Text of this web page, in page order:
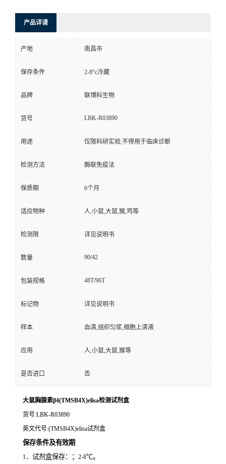
产品详请
产地 南昌市
保存条件 2-8°c冷藏
品牌 联博科生物
货号 LBK-R03890
用途 仅限科研实验,不得用于临床诊断
检测方法 酶联免疫法
保质期 6个月
适应物种 人,小鼠,大鼠,猴,鸡等
检测限 详见说明书
数量 90/42
包装规格 48T/96T
标记物 详见说明书
样本 血清,组织匀浆,细胞上清液
应用 人,小鼠,大鼠,猴等
是否进口 否
大鼠胸腺素β4(TMSB4X)elisa检测试剂盒
货号:LBK-R03890
英文代号:(TMSB4X)elisa试剂盒
保存条件及有效期
1．试剂盒保存：； 2-8℃。